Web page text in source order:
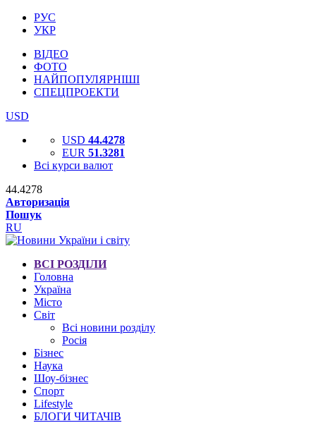
РУС
УКР
ВІДЕО
ФОТО
НАЙПОПУЛЯРНІШІ
СПЕЦПРОЕКТИ
USD
USD 44.4278
EUR 51.3281
Всі курси валют
44.4278
Авторизація
Пошук
RU
ВСІ РОЗДІЛИ
Головна
Україна
Місто
Світ
Всі новини розділу
Росія
Бізнес
Наука
Шоу-бізнес
Спорт
Lifestyle
БЛОГИ ЧИТАЧІВ